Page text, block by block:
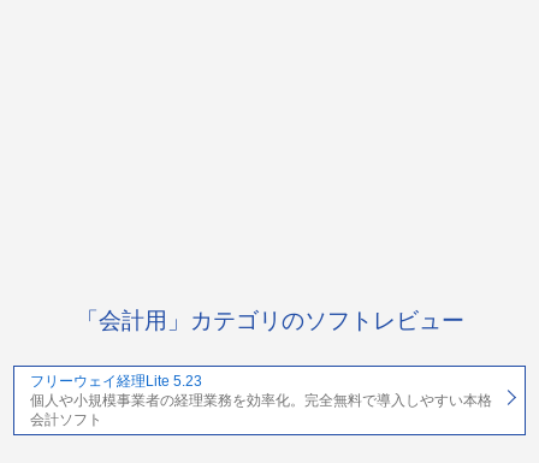
「会計用」カテゴリのソフトレビュー
フリーウェイ経理Lite 5.23
個人や小規模事業者の経理業務を効率化。完全無料で導入しやすい本格
会計ソフト